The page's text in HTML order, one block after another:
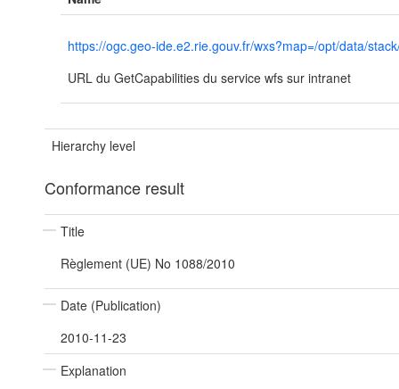
https://ogc.geo-ide.e2.rie.gouv.fr/wxs?map=/opt/data/
URL du GetCapabilities du service wfs sur intranet
Hierarchy level
Conformance result
Title
Règlement (UE) No 1088/2010
Date (Publication)
2010-11-23
Explanation